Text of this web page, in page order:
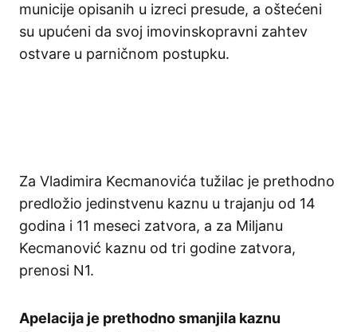
municije opisanih u izreci presude, a oštećeni
su upućeni da svoj imovinskopravni zahtev
ostvare u parničnom postupku.
Za Vladimira Kecmanovića tužilac je prethodno
predložio jedinstvenu kaznu u trajanju od 14
godina i 11 meseci zatvora, a za Miljanu
Kecmanović kaznu od tri godine zatvora,
prenosi N1.
Apelacija je prethodno smanjila kaznu